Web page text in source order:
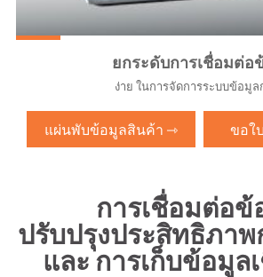
ยกระดับการเชื่อมต่อ
ง่าย ในการจัดการระบบข้อมูล
แผ่นพับข้อมูลสินค้า ⇾ ขอใ
การเชื่อมต่อข้
ปรับปรุงประสิทธิภา
และ การเก็บข้อมูล